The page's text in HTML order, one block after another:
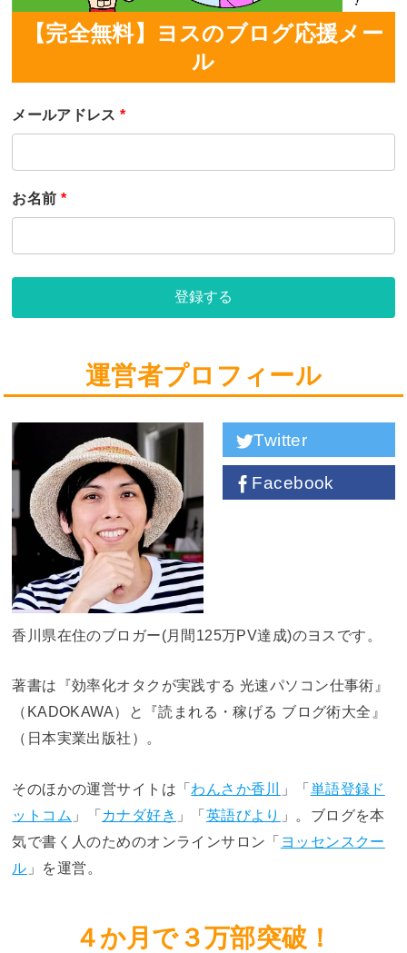
【完全無料】ヨスのブログ応援メー
ル
メールアドレス *
お名前 *
登録する
運営者プロフィール
Twitter
Facebook
香川県在住のブロガー(月間125万PV達成)のヨスです。
著書は『効率化オタクが実践する 光速パソコン仕事術』
（KADOKAWA）と『読まれる・稼げる ブログ術大全』
（日本実業出版社）。
そのほかの運営サイトは「わんさか香川 」「単語登録ド
ットコム 」「カナダ好き 」「英語びより
」。ブログを本
気で書く人のためのオンラインサロン「 ヨッセンスクー
ル 」を運営。
４か月で３万部突破！